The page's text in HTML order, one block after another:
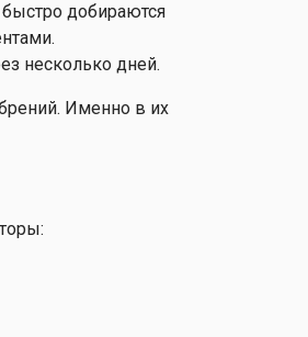
добираются
несколько дней.
Именно в их